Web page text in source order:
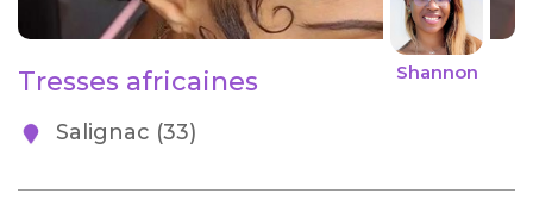
Shannon
Tresses africaines
Salignac (33)